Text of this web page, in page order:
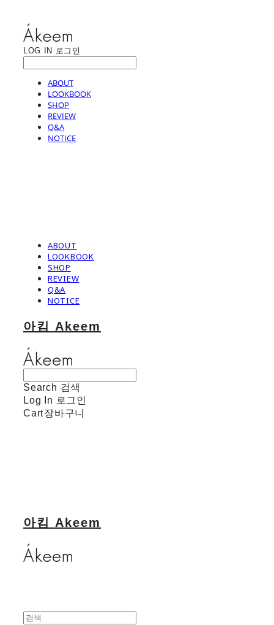
LOG IN 로그인
ABOUT
LOOKBOOK
SHOP
REVIEW
Q&A
NOTICE
ABOUT
LOOKBOOK
SHOP
REVIEW
Q&A
NOTICE
아킴 Akeem
Search 검색
Log In 로그인
Cart장바구니
아킴 Akeem